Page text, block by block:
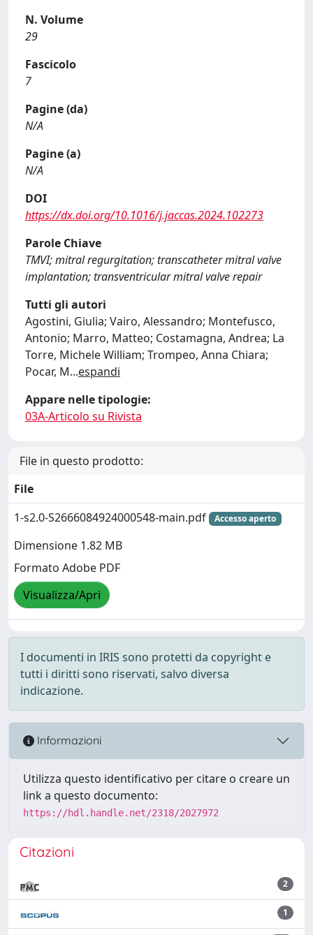
N. Volume
29
Fascicolo
7
Pagine (da)
N/A
Pagine (a)
N/A
DOI
https://dx.doi.org/10.1016/j.jaccas.2024.102273
Parole Chiave
TMVI; mitral regurgitation; transcatheter mitral valve
implantation; transventricular mitral valve repair
Tutti gli autori
Agostini, Giulia; Vairo, Alessandro; Montefusco,
Antonio; Marro, Matteo; Costamagna, Andrea; La
Torre, Michele William; Trompeo, Anna Chiara;
Pocar, M...espandi
Appare nelle tipologie:
03A-Articolo su Rivista
File in questo prodotto:
File
1-s2.0-S2666084924000548-main.pdf
Accesso aperto
Dimensione 1.82 MB
Formato Adobe PDF
Visualizza/Apri
I documenti in IRIS sono protetti da copyright e
tutti i diritti sono riservati, salvo diversa
indicazione.
Informazioni
Utilizza questo identificativo per citare o creare un
link a questo documento:
https://hdl.handle.net/2318/2027972
Citazioni
2
1